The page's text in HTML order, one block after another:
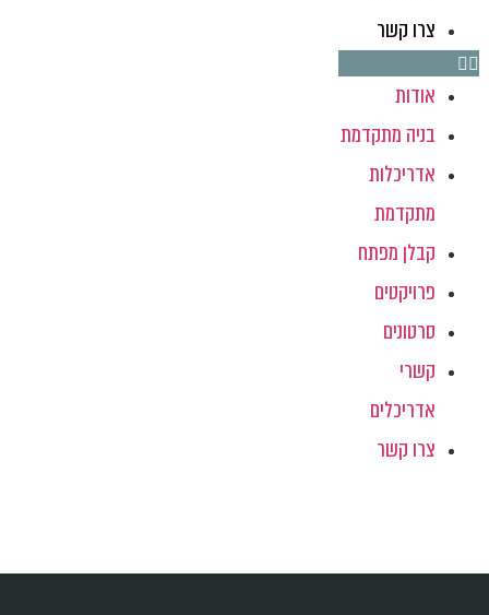
צרו קשר
אודות
בניה מתקדמת
אדריכלות
מתקדמת
קבלן מפתח
פרויקטים
סרטונים
קשרי
אדריכלים
צרו קשר